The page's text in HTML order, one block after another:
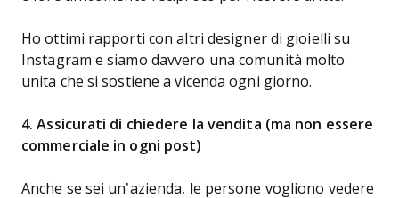
Ho ottimi rapporti con altri designer di gioielli su
Instagram e siamo davvero una comunità molto
unita che si sostiene a vicenda ogni giorno.
4. Assicurati di chiedere la vendita (ma non essere
commerciale in ogni post)
Anche se sei un’azienda, le persone vogliono vedere